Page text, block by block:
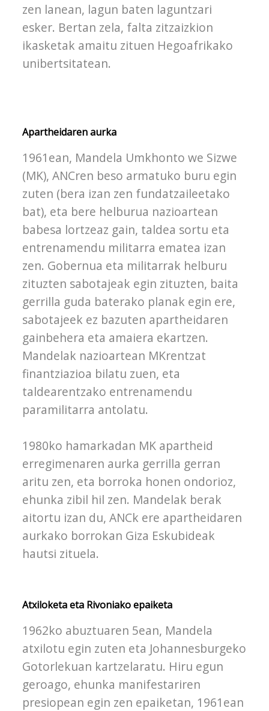
zen lanean, lagun baten laguntzari
esker. Bertan zela, falta zitzaizkion
ikasketak amaitu zituen Hegoafrikako
unibertsitatean.
Apartheidaren aurka
1961ean, Mandela Umkhonto we Sizwe
(MK), ANCren beso armatuko buru egin
zuten (bera izan zen fundatzaileetako
bat), eta bere helburua nazioartean
babesa lortzeaz gain, taldea sortu eta
entrenamendu militarra ematea izan
zen. Gobernua eta militarrak helburu
zituzten sabotajeak egin zituzten, baita
gerrilla guda baterako planak egin ere,
sabotajeek ez bazuten apartheidaren
gainbehera eta amaiera ekartzen.
Mandelak nazioartean MKrentzat
finantziazioa bilatu zuen, eta
taldearentzako entrenamendu
paramilitarra antolatu.
1980ko hamarkadan MK apartheid
erregimenaren aurka gerrilla gerran
aritu zen, eta borroka honen ondorioz,
ehunka zibil hil zen. Mandelak berak
aitortu izan du, ANCk ere apartheidaren
aurkako borrokan Giza Eskubideak
hautsi zituela.
Atxiloketa eta Rivoniako epaiketa
1962ko abuztuaren 5ean, Mandela
atxilotu egin zuten eta Johannesburgeko
Gotorlekuan kartzelaratu. Hiru egun
geroago, ehunka manifestariren
presiopean egin zen epaiketan, 1961ean